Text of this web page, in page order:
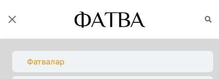
Фатвалар
ФАТВАЛАР